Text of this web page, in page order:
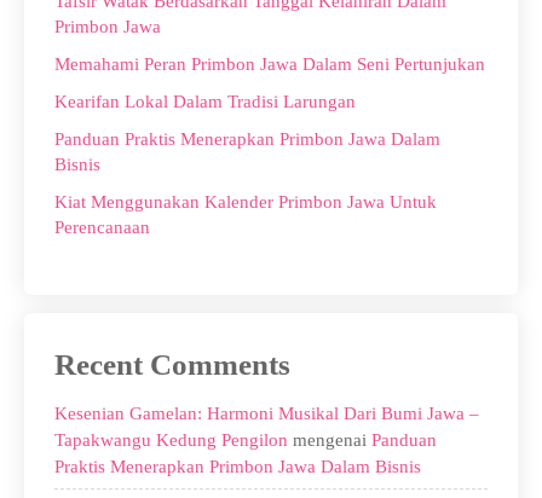
Primbon Jawa
Memahami Peran Primbon Jawa Dalam Seni Pertunjukan
Kearifan Lokal Dalam Tradisi Larungan
Panduan Praktis Menerapkan Primbon Jawa Dalam
Bisnis
Kiat Menggunakan Kalender Primbon Jawa Untuk
Perencanaan
Recent Comments
Kesenian Gamelan: Harmoni Musikal Dari Bumi Jawa –
Tapakwangu Kedung Pengilon mengenai Panduan
Praktis Menerapkan Primbon Jawa Dalam Bisnis